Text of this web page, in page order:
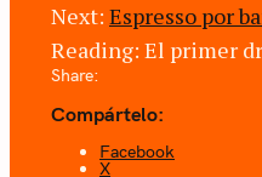
Next: Espresso por
Reading: El primer
Share:
Compártelo:
Facebook
X